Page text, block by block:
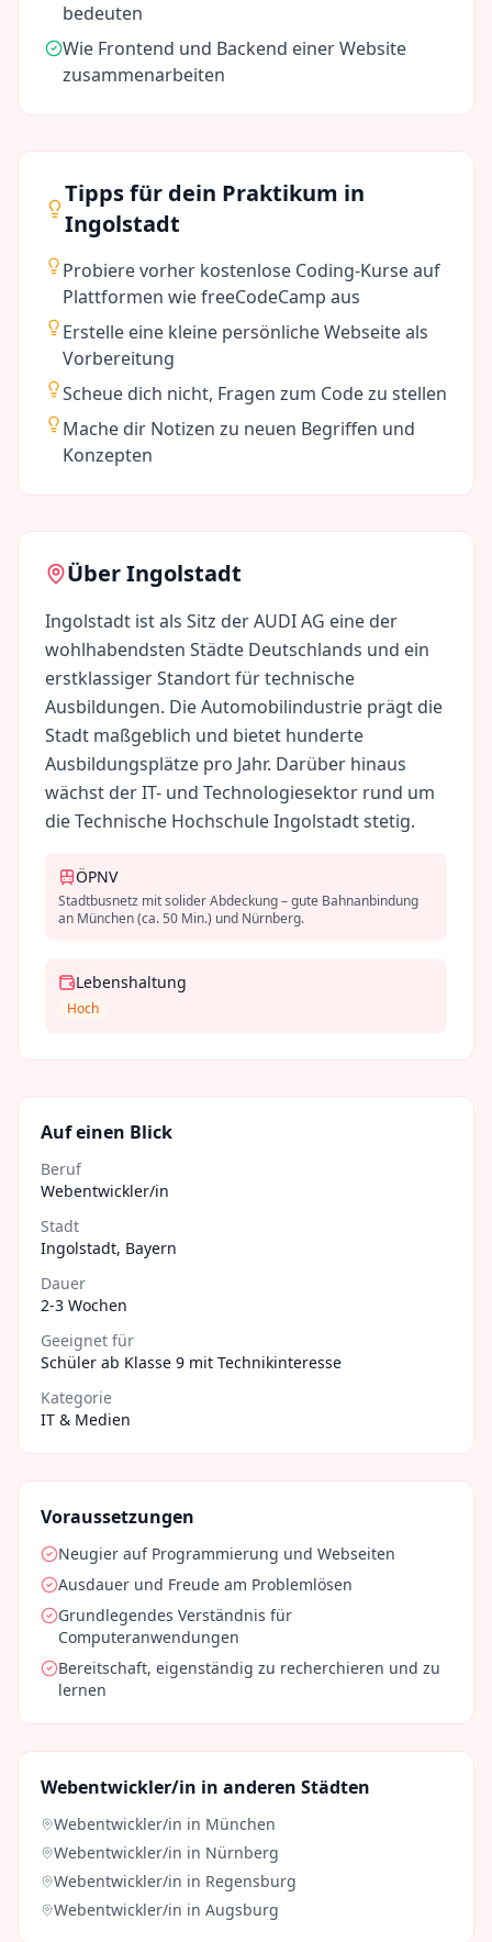
bedeuten
Wie Frontend und Backend einer Website
zusammenarbeiten
Tipps für dein Praktikum in
Ingolstadt
Probiere vorher kostenlose Coding-Kurse auf
Plattformen wie freeCodeCamp aus
Erstelle eine kleine persönliche Webseite als
Vorbereitung
Scheue dich nicht, Fragen zum Code zu stellen
Mache dir Notizen zu neuen Begriffen und
Konzepten
ÜberIngolstadt
Ingolstadt ist als Sitz der AUDI AG eine der
wohlhabendsten Städte Deutschlands und ein
erstklassiger Standort für technische
Ausbildungen. Die Automobilindustrie prägt die
Stadt maßgeblich und bietet hunderte
Ausbildungsplätze pro Jahr. Darüber hinaus
wächst der IT- und Technologiesektor rund um
die Technische Hochschule Ingolstadt stetig.
ÖPNV
Stadtbusnetz mit solider Abdeckung – gute Bahnanbindung
an München (ca. 50 Min.) und Nürnberg.
Lebenshaltung
Hoch
Auf einen Blick
Beruf
Webentwickler/in
Stadt
Ingolstadt, Bayern
Dauer
2-3 Wochen
Geeignet für
Schüler ab Klasse 9 mit Technikinteresse
Kategorie
IT & Medien
Voraussetzungen
Neugier auf Programmierung und Webseiten
Ausdauer und Freude am Problemlösen
Grundlegendes Verständnis für
Computeranwendungen
Bereitschaft, eigenständig zu recherchieren und zu
lernen
Webentwickler/in in anderen Städten
Webentwickler/in in München
Webentwickler/in in Nürnberg
Webentwickler/in in Regensburg
Webentwickler/in in Augsburg